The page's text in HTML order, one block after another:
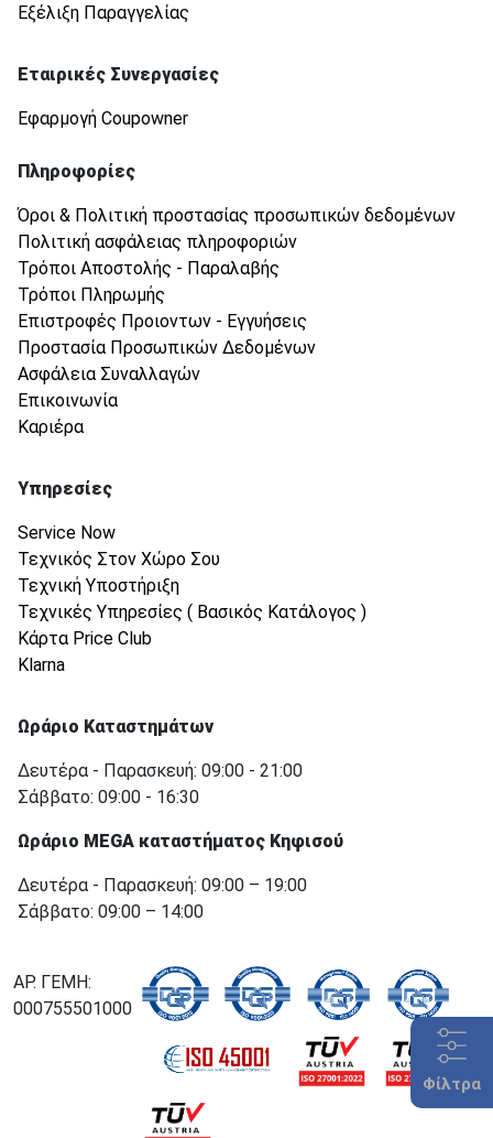
Φίλτρα
Εξέλιξη Παραγγελίας
Εταιρικές Συνεργασίες
Εφαρμογή Coupowner
Πληροφορίες
Όροι & Πολιτική προστασίας προσωπικών δεδομένων
Πολιτική ασφάλειας πληροφοριών
Τρόποι Αποστολής - Παραλαβής
Τρόποι Πληρωμής
Επιστροφές Προιοντων - Εγγυήσεις
Προστασία Προσωπικών Δεδομένων
Ασφάλεια Συναλλαγών
Επικοινωνία
Καριέρα
Υπηρεσίες
Service Now
Τεχνικός Στον Χώρο Σου
Τεχνική Υποστήριξη
Τεχνικές Υπηρεσίες ( Βασικός Κατάλογος )
Κάρτα Price Club
Klarna
Ωράριο Καταστημάτων
Δευτέρα - Παρασκευή: 09:00 - 21:00
Σάββατο: 09:00 - 16:30
Ωράριο MEGA καταστήματος Κηφισού
Δευτέρα - Παρασκευή: 09:00 – 19:00
Σάββατο: 09:00 – 14:00
ΑΡ. ΓΕΜΗ:
000755501000